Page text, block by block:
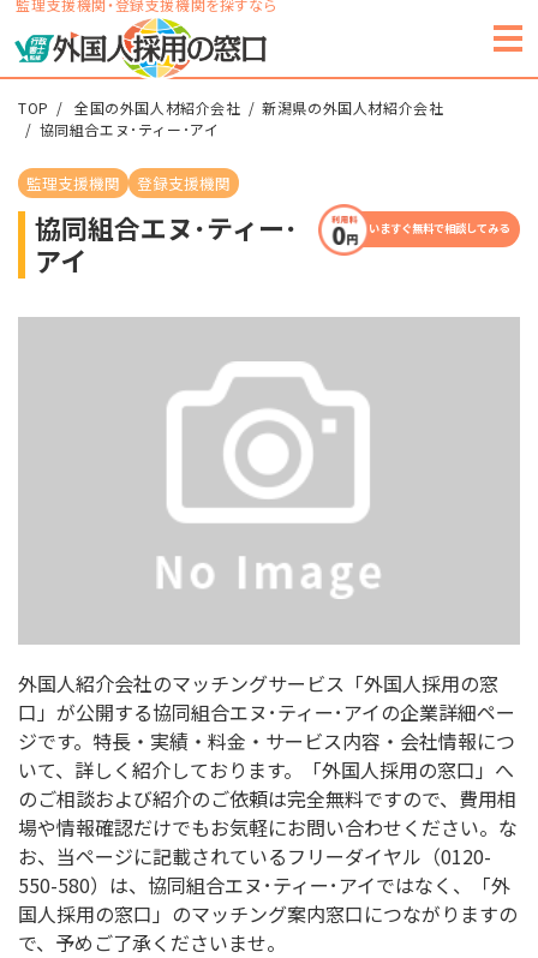
監理支援機関・登録支援機関を探すなら
TOP 全国の外国人材紹介会社
新潟県の外国人材紹介会社
協同組合エヌ･ティー･アイ
監理支援機関 登録支援機関
協同組合エヌ･ティー･
アイ
いますぐ無料で相談してみる
外国人紹介会社のマッチングサービス「外国人採用の窓
口」が公開する協同組合エヌ･ティー･アイの企業詳細ペー
ジです。特長・実績・料金・サービス内容・会社情報につ
いて、詳しく紹介しております。「外国人採用の窓口」へ
のご相談および紹介のご依頼は完全無料ですので、費用相
場や情報確認だけでもお気軽にお問い合わせください。な
お、当ページに記載されているフリーダイヤル（0120-
550-580）は、協同組合エヌ･ティー･アイではなく、「外
国人採用の窓口」のマッチング案内窓口につながりますの
で、予めご了承くださいませ。